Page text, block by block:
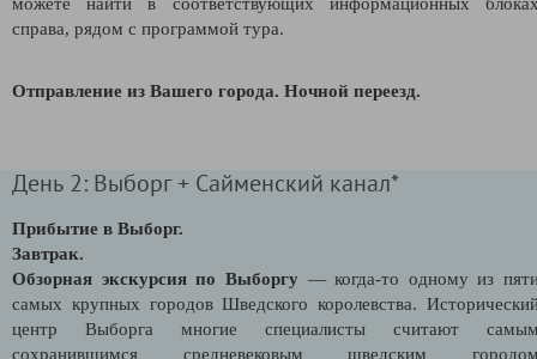
справа, рядом с программой тура.
Отправление из Вашего города. Ночной переезд.
День 2: Выборг + Сайменский канал*
Прибытие в Выборг.
Завтрак.
Обзорная экскурсия по Выборгу — когда-то одному из
самых крупных городов Шведского королевства.
центр Выборга многие специалисты считают
сохранившимся средневековым шведским